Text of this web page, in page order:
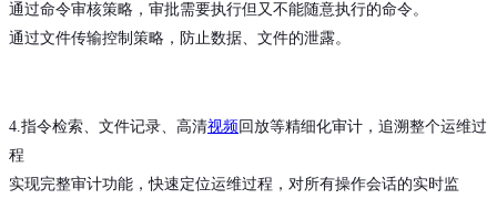
通过命令审核策略，审批需要执行但又不能随意执行的命令。
通过文件传输控制策略，防止数据、文件的泄露。
4.指令检索、文件记录、高清视频 回放等精细化审计，追溯整个运维过
程
实现完整审计功能，快速定位运维过程，对所有操作会话的实时监